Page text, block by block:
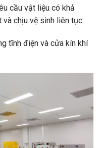
cầu vật liệu có khả
và chịu vệ sinh liên tục.
tĩnh điện và cửa kín khí